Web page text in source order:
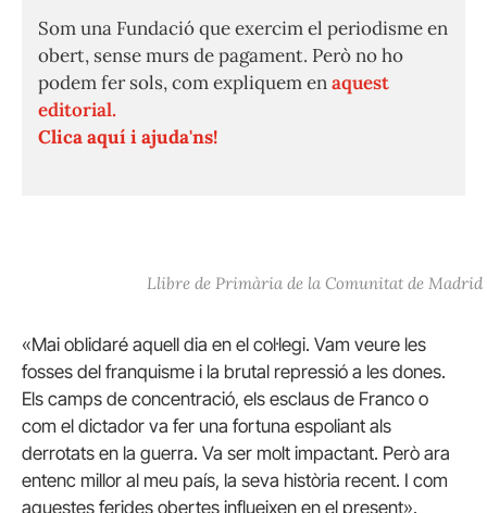
Som una Fundació que exercim el periodisme en
obert, sense murs de pagament. Però no ho
podem fer sols, com expliquem enaquest
editorial.
Clica aquí i ajuda'ns!
Llibre de Primària de la Comunitat de Madrid
«Mai oblidaré aquell dia en el col·legi. Vam veure les
fosses del franquisme i la brutal repressió a les dones.
Els camps de concentració, els esclaus de Franco o
com el dictador va fer una fortuna espoliant als
derrotats en la guerra. Va ser molt impactant. Però ara
entenc millor al meu país, la seva història recent. I com
aquestes ferides obertes influeixen en el present».